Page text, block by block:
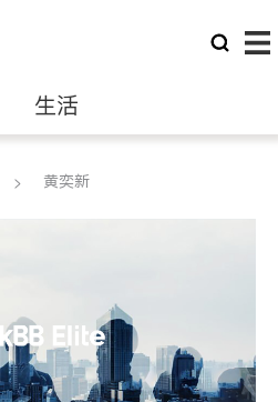
生活
律师
非盈利组织
黄奕新